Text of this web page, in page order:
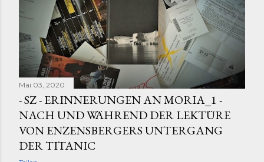
Mai 03, 2020
- SZ - ERINNERUNGEN AN MORIA_1 -
NACH UND WÄHREND DER LEKTÜRE
VON ENZENSBERGERS UNTERGANG
DER TITANIC